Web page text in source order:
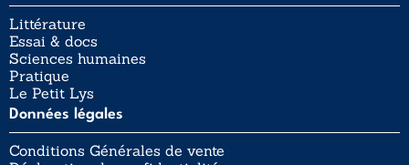
Littérature
Essai & docs
Sciences humaines
Pratique
Le Petit Lys
Données légales
Conditions Générales de vente